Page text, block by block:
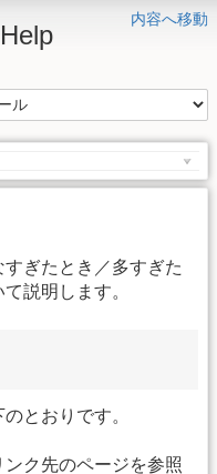
内容へ移動
ぎたとき／多すぎた
説明します。
とおりです。
ク先のページを参照